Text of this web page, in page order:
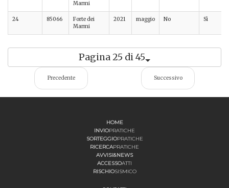
Marmi
24 85066
Forte dei
Marmi
2021 maggio No Sì
Pagina 25 di 45
Precedente Successivo
HOME
INVIOPRATICHE
SORTEGGIOPRATICHE
RICERCAPRATICHE
AVVISI&NEWS
ACCESSOATTI
RISCHIOSISMICO